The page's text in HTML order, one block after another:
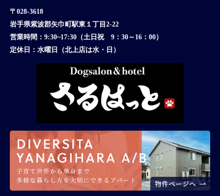
〒028-3618
岩手県紫波郡矢巾町駅東１丁目2-22
営業時間： 9:30~17:30（土日祝 9：30～16：00）
定休日： 水曜日（北上店は水・日）